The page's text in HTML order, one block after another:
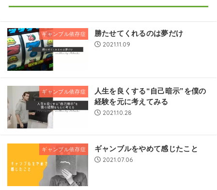
ギャンブル依存症
勝たせてくれるのは夢だけ
2021.11.09
ギャンブル依存症
人生を良くする“自己暗示”を僕の
経験を元に考えてみる
2021.10.28
ギャンブル依存症
ギャンブルをやめて感じたこと
2021.07.06